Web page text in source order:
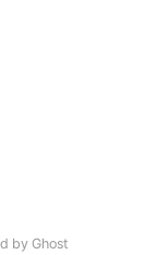
by Ghost